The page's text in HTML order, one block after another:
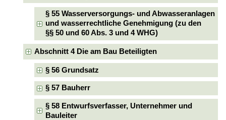
§ 55 Wasserversorgungs- und Abwasseranlagen
und wasserrechtliche Genehmigung (zu den
§§ 50 und 60 Abs. 3 und 4 WHG)
Abschnitt 4 Die am Bau Beteiligten
§ 56 Grundsatz
§ 57 Bauherr
§ 58 Entwurfsverfasser, Unternehmer und
Bauleiter